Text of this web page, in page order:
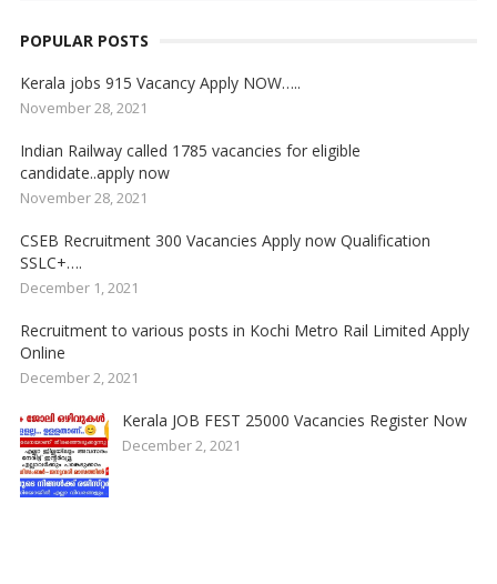
POPULAR POSTS
Kerala jobs 915 Vacancy Apply NOW…..
November 28, 2021
Indian Railway called 1785 vacancies for eligible
candidate..apply now
November 28, 2021
CSEB Recruitment 300 Vacancies Apply now Qualification
SSLC+….
December 1, 2021
Recruitment to various posts in Kochi Metro Rail Limited Apply
Online
December 2, 2021
Kerala JOB FEST 25000 Vacancies Register Now
December 2, 2021